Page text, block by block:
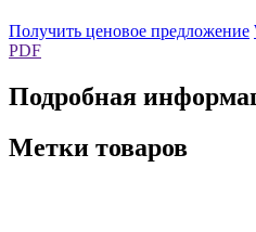
Получить ценовое предложение
PDF
Подробная
Метки товаров